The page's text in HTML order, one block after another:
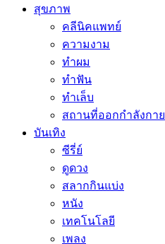
สุขภาพ
คลีนิคแพทย์
ความงาม
ทำผม
ทำฟัน
ทำเล็บ
สถานที่ออกกำลังกาย
บันเทิง
ซีรี่ย์
ดูดวง
สลากกินแบ่ง
หนัง
เทคโนโลยี
เพลง